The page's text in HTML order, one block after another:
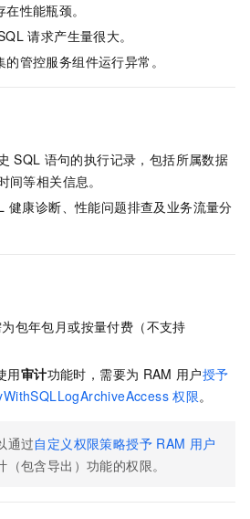
性能瓶颈。
请求产生量很大。
管控服务组件运行异常。
SQL 语句的执行记录，包括所属数据
间等相关信息。
健康诊断、性能问题排查及业务流量分
包年包月或按量付费（不支持
用审计功能时，需要为 RAM 用户授予
权限。
通过自定义权限策略授予 RAM 用户
（包含导出）功能的权限。